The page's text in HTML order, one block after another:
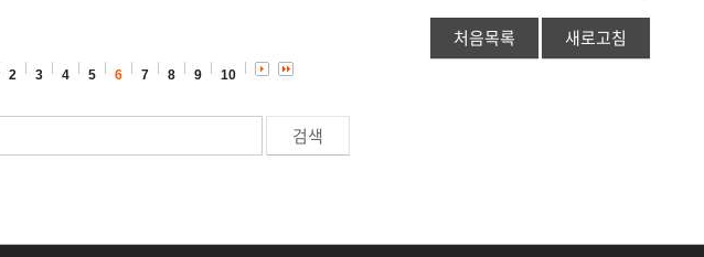
처음목록 새로고침
2 3 4 5 6 7 8 9 10